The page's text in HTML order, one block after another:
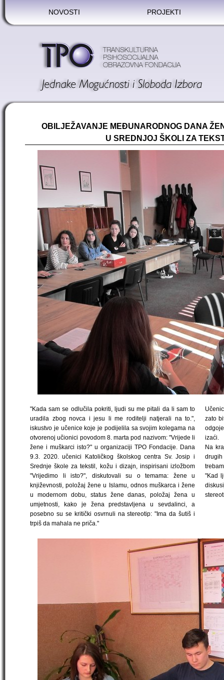
NOVOSTI PROJEKTI
OBILJEŽAVANJE MEĐUNARODNOG DANA
U SREDNJOJ ŠKOLI ZA
"Kada sam se odlučila pokriti, ljudi su me pitali da li sam to
uradila zbog novca i jesu li me roditelji natjerali na to.",
iskustvo je učenice koje je podijelila sa svojim kolegama na
otvorenoj učionici povodom 8. marta pod nazivom: "Vrijede li
žene i muškarci isto?" u organizaciji TPO Fondacije. Dana
9.3. 2020. učenici Katoličkog školskog centra Sv. Josip i
Srednje škole za tekstil, kožu i dizajn, inspirisani izložbom
"Vrijedimo li isto?", diskutovali su o temama: žene u
književnosti, položaj žene u Islamu, odnos muškarca i žene
u modernom dobu, status žene danas, položaj žena u
umjetnosti, kako je žena predstavljena u sevdalinci, a
posebno su se kritički osvrnuli na stereotip: "Ima da šutiš i
trpiš da mahala ne priča."
zato
izaći.
Na
"Kad